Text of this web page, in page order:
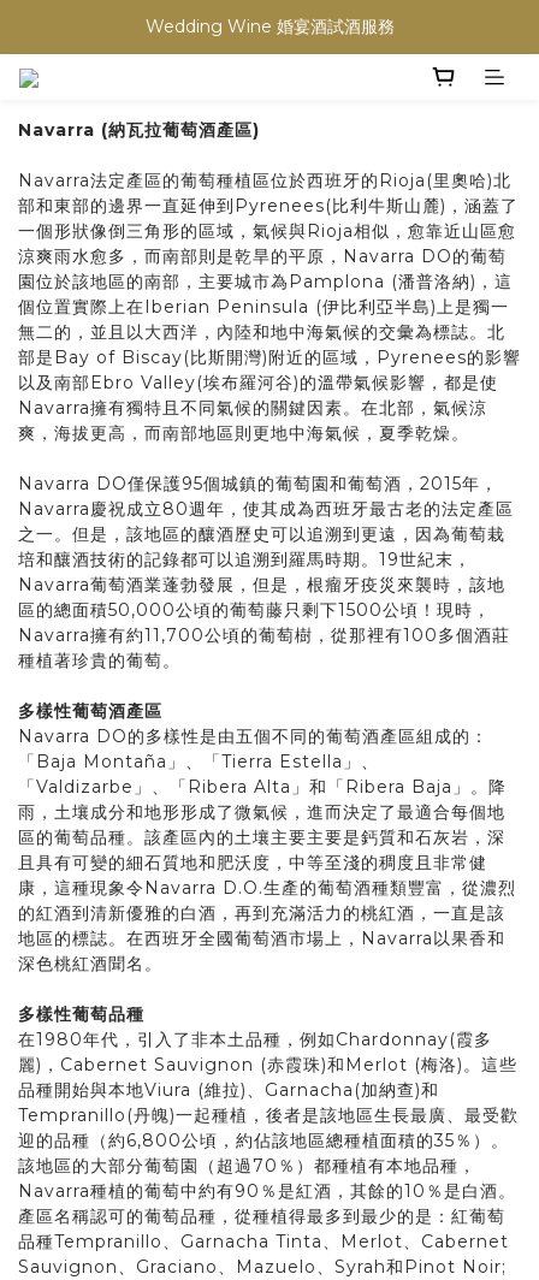
買滿任何酒類 六支 或買滿 $1200 (不限支數) 皆可享免費送貨
Wedding Wine 婚宴酒試酒服務
買滿任何酒類 六支 或買滿 $1200 (不限支數) 皆可享免費送貨
Navarra (納瓦拉葡萄酒產區)
Navarra法定產區的葡萄種植區位於西班牙的Rioja(里奧哈)北
部和東部的邊界一直延伸到Pyrenees(比利牛斯山麓)，涵蓋了
一個形狀像倒三角形的區域，氣候與Rioja相似，愈靠近山區愈
涼爽雨水愈多，而南部則是乾旱的平原，Navarra DO的葡萄
園位於該地區的南部，主要城市為Pamplona (潘普洛納)，這
個位置實際上在Iberian Peninsula (伊比利亞半島)上是獨一
無二的，並且以大西洋，內陸和地中海氣候的交彙為標誌。北
部是Bay of Biscay(比斯開灣)附近的區域，Pyrenees的影響
以及南部Ebro Valley(埃布羅河谷)的溫帶氣候影響，都是使
Navarra擁有獨特且不同氣候的關鍵因素。在北部，氣候涼
爽，海拔更高，而南部地區則更地中海氣候，夏季乾燥。
Navarra DO僅保護95個城鎮的葡萄園和葡萄酒，2015年，
Navarra慶祝成立80週年，使其成為西班牙最古老的法定產區
之一。但是，該地區的釀酒歷史可以追溯到更遠，因為葡萄栽
培和釀酒技術的記錄都可以追溯到羅馬時期。19世紀末，
Navarra葡萄酒業蓬勃發展，但是，根瘤牙疫災來襲時，該地
區的總面積50,000公頃的葡萄藤只剩下1500公頃！現時，
Navarra擁有約11,700公頃的葡萄樹，從那裡有100多個酒莊
種植著珍貴的葡萄。
多樣性葡萄酒產區
Navarra DO的多樣性是由五個不同的葡萄酒產區組成的：
「Baja Montaña」、「Tierra Estella」、
「Valdizarbe」、「Ribera Alta」和「Ribera Baja」。降
雨，土壤成分和地形形成了微氣候，進而決定了最適合每個地
區的葡萄品種。該產區內的土壤主要主要是鈣質和石灰岩，深
且具有可變的細石質地和肥沃度，中等至淺的稠度且非常健
康，這種現象令Navarra D.O.生產的葡萄酒種類豐富，從濃烈
的紅酒到清新優雅的白酒，再到充滿活力的桃紅酒，一直是該
地區的標誌。在西班牙全國葡萄酒市場上，Navarra以果香和
深色桃紅酒聞名。
多樣性葡萄品種
在1980年代，引入了非本土品種，例如Chardonnay(霞多
麗)，Cabernet Sauvignon (赤霞珠)和Merlot (梅洛)。這些
品種開始與本地Viura (維拉)、Garnacha(加納查)和
Tempranillo(丹魄)一起種植，後者是該地區生長最廣、最受歡
迎的品種（約6,800公頃，約佔該地區總種植面積的35％）。
該地區的大部分葡萄園（超過70％）都種植有本地品種，
Navarra種植的葡萄中約有90％是紅酒，其餘的10％是白酒。
產區名稱認可的葡萄品種，從種植得最多到最少的是：紅葡萄
品種Tempranillo、Garnacha Tinta、Merlot、Cabernet
Sauvignon、Graciano、Mazuelo、Syrah和Pinot Noir;